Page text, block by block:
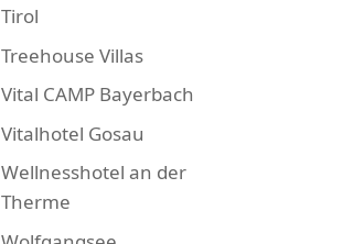
Tirol
Treehouse Villas
Vital CAMP Bayerbach
Vitalhotel Gosau
Wellnesshotel an der
Therme